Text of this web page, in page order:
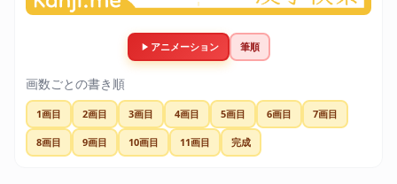
アニメーション 筆順
画数ごとの書き順
1画目 2画目 3画目 4画目 5画目 6画目 7画目
8画目 9画目 10画目 11画目 完成